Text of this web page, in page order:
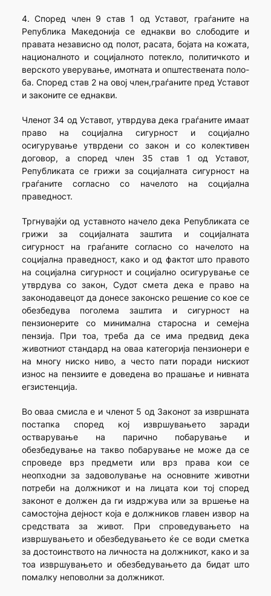
4. Според член 9 став 1 од Уставот, граѓаните на
Република Македонија се еднакви во слободите и
правата независно од полот, расата, бојата на кожата,
националното и социјалното потекло, политичкото и
верското уверување, имотната и општествената поло-
ба. Според став 2 на овој член,граѓаните пред Уставот
и законите се еднакви.
Членот 34 од Уставот, утврдува дека граѓаните имаат
право на социјална сигурност и социјално
осигурување утврдени со закон и со колективен
договор, а според член 35 став 1 од Уставот,
Републиката се грижи за социјалната сигурност на
граѓаните согласно со начелото на социјална
праведност.
Тргнувајќи од уставното начело дека Републиката се
грижи за социјалната заштита и социјалната
сигурност на граѓаните согласно со начелото на
социјална праведност, како и од фактот што правото
на социјална сигурност и социјално осигурување се
утврдува со закон, Судот смета дека е право на
законодавецот да донесе законско решение со кое се
обезбедува поголема заштита и сигурност на
пензионерите со минимална старосна и семејна
пензија. При тоа, треба да се има предвид дека
животниот стандард на оваа категорија пензионери е
на многу ниско ниво, а често пати поради нискиот
износ на пензиите е доведена во прашање и нивната
егзистенција.
Во оваа смисла е и членот 5 од Законот за извршната
постапка според кој извршувањето заради
остварување на парично побарување и
обезбедување на такво побарување не може да се
спроведе врз предмети или врз права кои се
неопходни за задоволување на основните животни
потреби на должникот и на лицата кои тој според
законот е должен да ги издржува или за вршење на
самостојна дејност која е должников главен извор на
средствата за живот. При спроведувањето на
извршувањето и обезбедувањето ќе се води сметка
за достоинството на личноста на должникот, како и за
тоа извршувањето и обезбедувањето да бидат што
помалку неповолни за должникот.